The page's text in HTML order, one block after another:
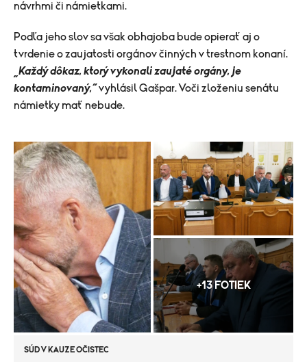
návrhmi či námietkami.
Podľa jeho slov sa však obhajoba bude opierať aj o
tvrdenie o zaujatosti orgánov činných v trestnom konaní.
„Každý dôkaz, ktorý vykonali zaujaté orgány, je
kontaminovaný,“vyhlásil Gašpar. Voči zloženiu senátu
námietky mať nebude.
+13 FOTIEK
SÚD V KAUZE OČISTEC